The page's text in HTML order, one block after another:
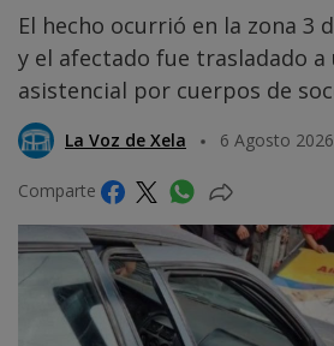
El hecho ocurrió en la zona 3
y el afectado fue trasladado a
asistencial por cuerpos de
La Voz de Xela 6 Agosto
Comparte